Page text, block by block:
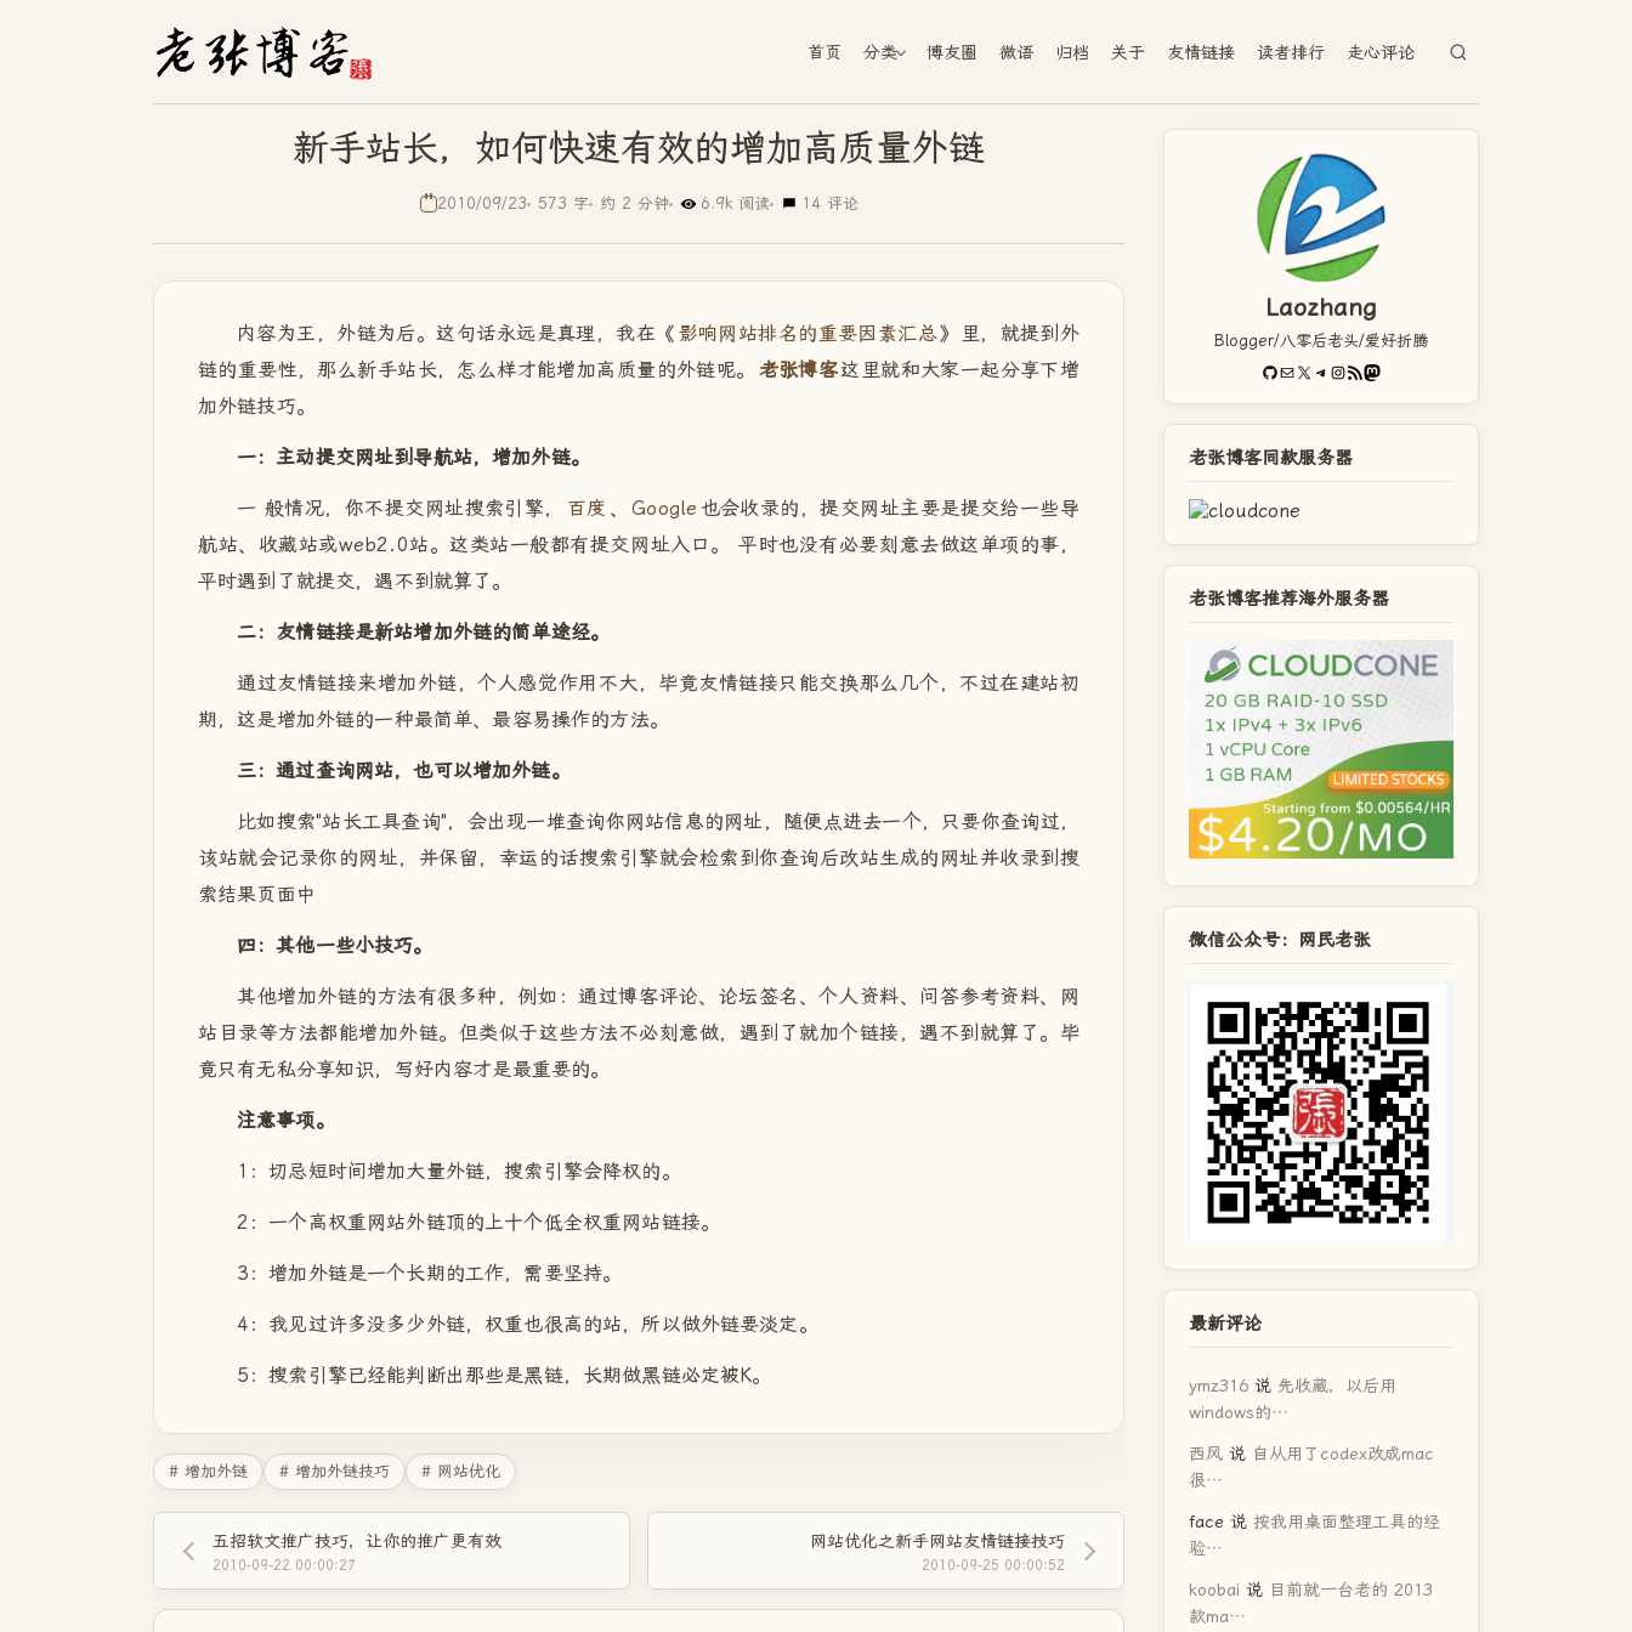
首页 分类 博友圈 微语 归档 关于 友情链接 读者排行 走心评论
新手站长，如何快速有效的增加高质量外链
2010/09/23 573 字 约 2 分钟 6.9k 阅读 14 评论
内容为王，外链为后。这句话永远是真理，我在《 影响网站排名的重要因素汇总》里，就提到外
链的重要性，那么新手站长，怎么样才能增加高质量的外链呢。
老张博客这里就和大家一起分享下增
加外链技巧。
一：主动提交网址到导航站，增加外链。
一 般情况，你不提交网址搜索引擎， 百度 、 Google 也会收录的，提交网址主要是提交给一些导
航站、收藏站或web2.0站。这类站一般都有提交网址入口。 平时也没有必要刻意去做这单项的事，
平时遇到了就提交，遇不到就算了。
二：友情链接是新站增加外链的简单途经。
通过友情链接来增加外链，个人感觉作用不大，毕竟友情链接只能交换那么几个，不过在建站初
期，这是增加外链的一种最简单、最容易操作的方法。
三：通过查询网站，也可以增加外链。
比如搜索"站长工具查询"，会出现一堆查询你网站信息的网址，随便点进去一个，只要你查询过，
该站就会记录你的网址，并保留，幸运的话搜索引擎就会检索到你查询后改站生成的网址并收录到搜
索结果页面中
四：其他一些小技巧。
其他增加外链的方法有很多种，例如：通过博客评论、论坛签名、个人资料、问答参考资料、网
站目录等方法都能增加外链。但类似于这些方法不必刻意做，遇到了就加个链接，遇不到就算了。毕
竟只有无私分享知识，写好内容才是最重要的。
注意事项。
1：切忌短时间增加大量外链，搜索引擎会降权的。
2：一个高权重网站外链顶的上十个低全权重网站链接。
3：增加外链是一个长期的工作，需要坚持。
4：我见过许多没多少外链，权重也很高的站，所以做外链要淡定。
5：搜索引擎已经能判断出那些是黑链，长期做黑链必定被K。
# 增加外链 # 增加外链技巧 # 网站优化
五招软文推广技巧，让你的推广更有效
2010-09-22 00:00:27
网站优化之新手网站友情链接技巧
2010-09-25 00:00:52
Laozhang
Blogger/八零后老头/爱好折腾
GitHub
电子邮件X Telegram
Instagram
RSS FeedMastodon
老张博客同款服务器
老张博客推荐海外服务器
微信公众号：网民老张
最新评论
ymz316 说 先收藏，以后用
windows的…
西风 说 自从用了codex改成mac
很…
face 说 按我用桌面整理工具的经
验…
koobai 说 目前就一台老的 2013
款ma…